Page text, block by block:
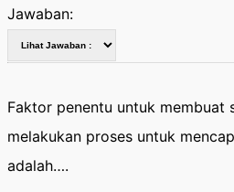
Jawaban:
Faktor penentu untuk membuat
melakukan proses untuk
adalah….